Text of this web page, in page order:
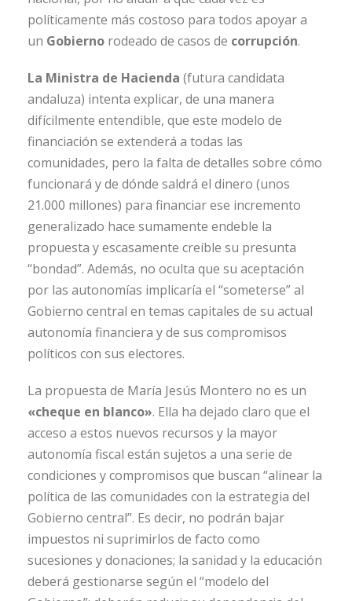
políticamente más costoso para todos apoyar a
un Gobierno rodeado de casos de corrupción.
La Ministra de Hacienda (futura candidata
andaluza) intenta explicar, de una manera
difícilmente entendible, que este modelo de
financiación se extenderá a todas las
comunidades, pero la falta de detalles sobre cómo
funcionará y de dónde saldrá el dinero (unos
21.000 millones) para financiar ese incremento
generalizado hace sumamente endeble la
propuesta y escasamente creíble su presunta
“bondad”. Además, no oculta que su aceptación
por las autonomías implicaría el “someterse” al
Gobierno central en temas capitales de su actual
autonomía financiera y de sus compromisos
políticos con sus electores.
La propuesta de María Jesús Montero no es un
«cheque en blanco». Ella ha dejado claro que el
acceso a estos nuevos recursos y la mayor
autonomía fiscal están sujetos a una serie de
condiciones y compromisos que buscan “alinear la
política de las comunidades con la estrategia del
Gobierno central”. Es decir, no podrán bajar
impuestos ni suprimirlos de facto como
sucesiones y donaciones; la sanidad y la educación
deberá gestionarse según el “modelo del